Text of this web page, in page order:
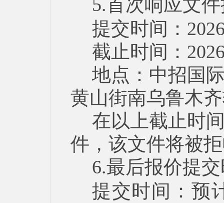
5.首次响应文
提交时间：
截止时间：
地点：中招国
黄山街南乌鲁木
在以上截止时
件，该文件将被
6.最后报价提
提交时间：预